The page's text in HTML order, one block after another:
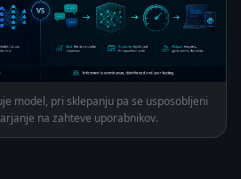
model, pri sklepanju pa se usposobljeni
na zahteve uporabnikov.